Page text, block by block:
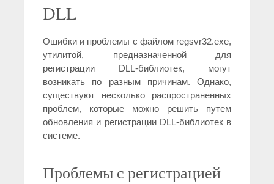
DLL
Ошибки и проблемы с файлом regsvr32.exe,
утилитой, предназначенной для
регистрации DLL-библиотек, могут
возникать по разным причинам. Однако,
существуют несколько распространенных
проблем, которые можно решить путем
обновления и регистрации DLL-библиотек в
системе.
Проблемы с регистрацией